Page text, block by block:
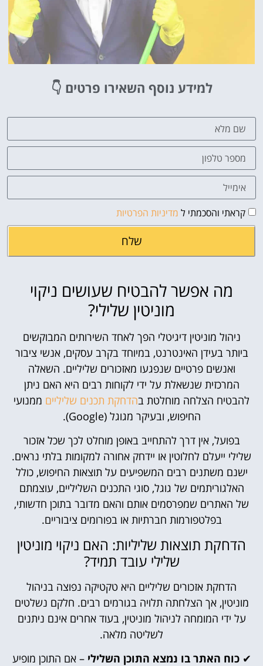
למידע נוסף השאירו פרטים 👇
קראתי והסכמתי ל מדיניות הפרטיות
שלח
מה אפשר להבטיח שעושים ניקוי
מוניטין שלילי?
ניהול מוניטין דיגיטלי הפך לאחד השירותים המבוקשים
ביותר בעידן האינטרנט, במיוחד בקרב עסקים, אנשי ציבור
ואנשים פרטיים שנפגעו מאזכורים שליליים. השאלה
המרכזית שנשאלת על ידי לקוחות רבים היא האם ניתן
להבטיח הצלחה מוחלטת בהדחקת תכנים שליליים ממנועי
החיפוש, ובעיקר מגוגל (Google).
בפועל, אין דרך להתחייב באופן מוחלט לכך שכל אזכור
שלילי ייעלם לחלוטין או יידחק אחורה למקומות בלתי נראים.
ישנם משתנים רבים המשפיעים על תוצאות החיפוש, כולל
האלגוריתמים של גוגל, סוגי התכנים השליליים, עוצמתם
של האתרים שמפרסמים אותם והאם מדובר בתוכן חדשותי,
בפלטפורמות חברתיות או בפורומים ציבוריים.
הדחקת תוצאות שליליות: האם ניקוי מוניטין
שלילי עובד תמיד?
הדחקת אזכורים שליליים היא טקטיקה נפוצה בניהול
מוניטין, אך הצלחתה תלויה בגורמים רבים. חלקם נשלטים
על ידי המומחה לניהול מוניטין, בעוד אחרים אינם ניתנים
לשליטה מלאה.
✔כוח האתר בו נמצא התוכן השלילי – אם התוכן מופיע